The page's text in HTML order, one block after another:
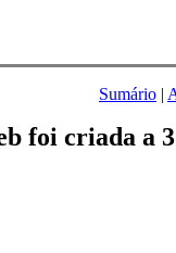
Sumário |
foi criada a